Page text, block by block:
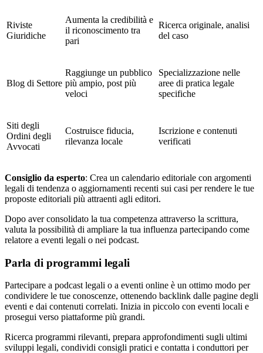
Riviste
Giuridiche
Aumenta la credibilità e
il riconoscimento tra
pari
Ricerca originale, analisi
del caso
Blog di Settore
Raggiunge un pubblico
più ampio, post più
veloci
Specializzazione nelle
aree di pratica legale
specifiche
Siti degli
Ordini degli
Avvocati
Costruisce fiducia,
rilevanza locale
Iscrizione e contenuti
verificati
Consiglio da esperto: Crea un calendario editoriale con argomenti
legali di tendenza o aggiornamenti recenti sui casi per rendere le tue
proposte editoriali più attraenti agli editori.
Dopo aver consolidato la tua competenza attraverso la scrittura,
valuta la possibilità di ampliare la tua influenza partecipando come
relatore a eventi legali o nei podcast.
Parla di programmi legali
Partecipare a podcast legali o a eventi online è un ottimo modo per
condividere le tue conoscenze, ottenendo backlink dalle pagine degli
eventi e dai contenuti correlati. Inizia in piccolo con eventi locali e
prosegui verso piattaforme più grandi.
Ricerca programmi rilevanti, prepara approfondimenti sugli ultimi
sviluppi legali, condividi consigli pratici e contatta i conduttori per